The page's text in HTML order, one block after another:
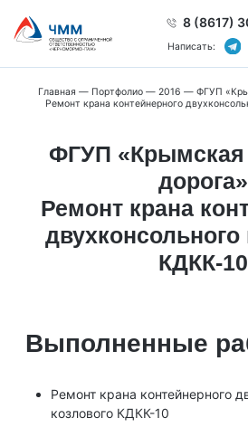
8 (8617)
Написать:
Главная — Портфолио — 2016 — ФГУП
Ремонт крана контейнерного
ФГУП «Крымская
дорога»
Ремонт крана
двухконсольного
КДКК-10
Выполненные
Ремонт крана контейнерного
козлового КДКК-10